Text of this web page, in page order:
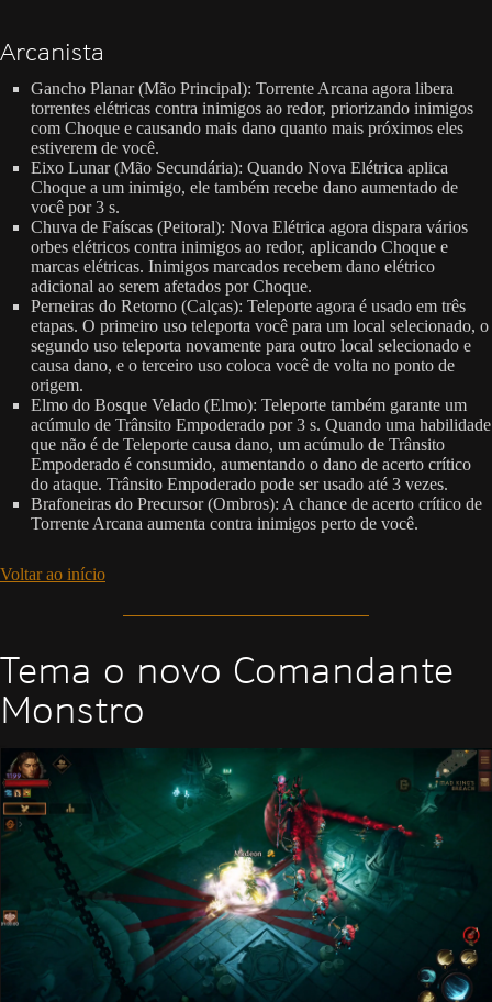
Arcanista
Gancho Planar (Mão Principal): Torrente Arcana agora libera
torrentes elétricas contra inimigos ao redor, priorizando inimigos
com Choque e causando mais dano quanto mais próximos eles
estiverem de você.
Eixo Lunar (Mão Secundária): Quando Nova Elétrica aplica
Choque a um inimigo, ele também recebe dano aumentado de
você por 3 s.
Chuva de Faíscas (Peitoral): Nova Elétrica agora dispara vários
orbes elétricos contra inimigos ao redor, aplicando Choque e
marcas elétricas. Inimigos marcados recebem dano elétrico
adicional ao serem afetados por Choque.
Perneiras do Retorno (Calças): Teleporte agora é usado em três
etapas. O primeiro uso teleporta você para um local selecionado, o
segundo uso teleporta novamente para outro local selecionado e
causa dano, e o terceiro uso coloca você de volta no ponto de
origem.
Elmo do Bosque Velado (Elmo): Teleporte também garante um
acúmulo de Trânsito Empoderado por 3 s. Quando uma habilidade
que não é de Teleporte causa dano, um acúmulo de Trânsito
Empoderado é consumido, aumentando o dano de acerto crítico
do ataque. Trânsito Empoderado pode ser usado até 3 vezes.
Brafoneiras do Precursor (Ombros): A chance de acerto crítico de
Torrente Arcana aumenta contra inimigos perto de você.
Voltar ao início
Tema o novo Comandante
Monstro